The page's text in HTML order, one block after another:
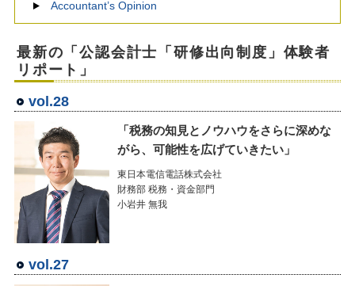
Accountant’s Opinion
最新の「公認会計士「研修出向制度」体験者
リポート」
vol.28
「税務の知見とノウハウをさらに深めな
がら、可能性を広げていきたい」
東日本電信電話株式会社
財務部 税務・資金部門
小岩井 無我
vol.27